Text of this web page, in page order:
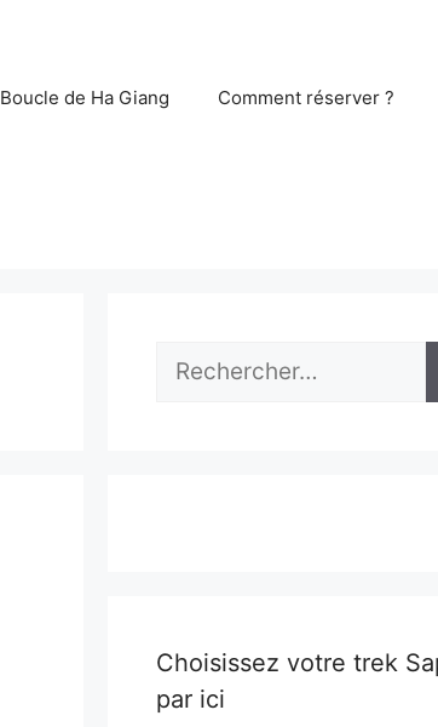
Boucle de Ha Giang Comment réserver ?
Rechercher :
Choisissez votre trek
par ici